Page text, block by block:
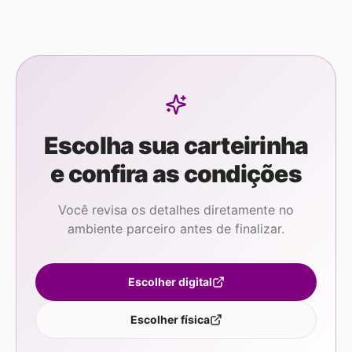
Escolha sua carteirinha
e confira as condições
Você revisa os detalhes diretamente no
ambiente parceiro antes de finalizar.
Escolher digital
Escolher física